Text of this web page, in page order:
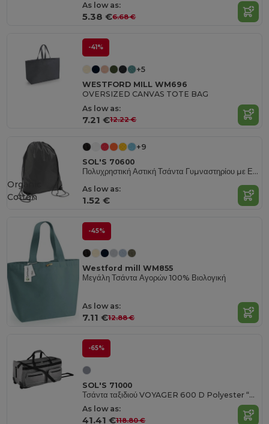
As low as:
5.38 €6.68 €
-41%
+5
WESTFORD MILL WM696
OVERSIZED CANVAS TOTE BAG
As low as:
7.21 €12.22 €
+9
SOL'S 70600
Πολυχρηστική Αστική Τσάντα Γυμναστηρίου με Επιλογές Προσαρμογής
As low as:
1.52 €
Organic
Cotton
-45%
Westford mill WM855
Μεγάλη Τσάντα Αγορών 100% Βιολογική
As low as:
7.11 €12.88 €
-65%
SOL'S 71000
Τσάντα ταξιδιού VOYAGER 600 D Polyester “Luxury“ με ρόδες
As low as:
41.41 €118.80 €